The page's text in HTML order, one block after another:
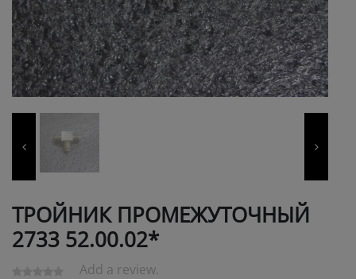
ТРОЙНИК ПРОМЕЖУТОЧНЫЙ
2733 52.00.02*
Add a review.